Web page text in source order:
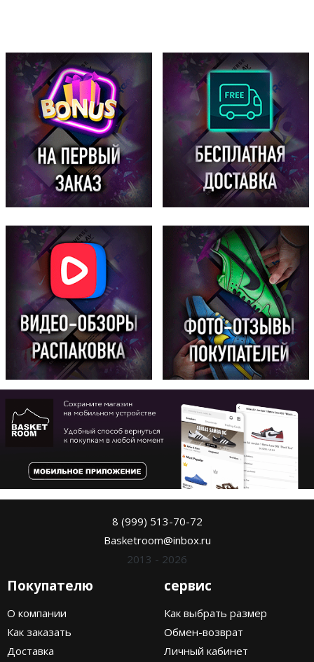
8 (999) 513-70-72
Basketroom@inbox.ru
2013 - 2026
Покупателю
О компании
Как заказать
Доставка
сервис
Как выбрать размер
Обмен-возврат
Личный кабинет